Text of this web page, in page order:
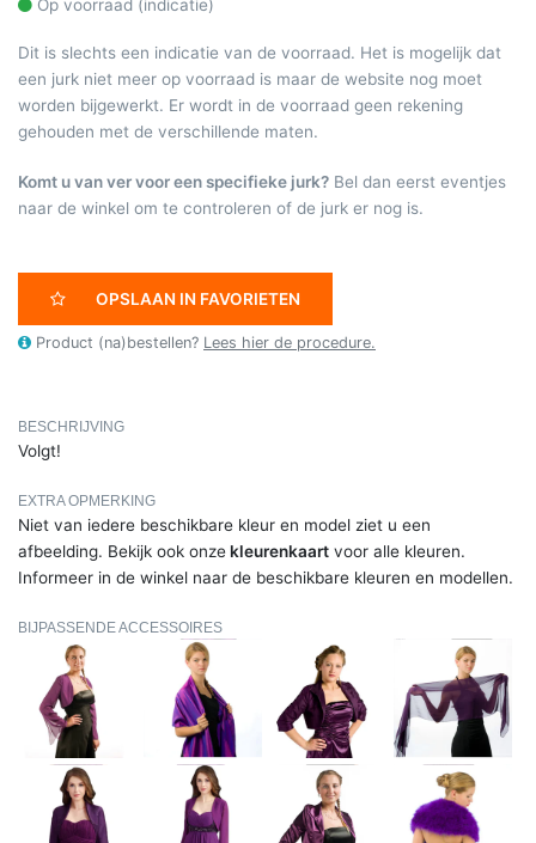
Op voorraad (indicatie)
Dit is slechts een indicatie van de voorraad. Het is mogelijk dat
een jurk niet meer op voorraad is maar de website nog moet
worden bijgewerkt. Er wordt in de voorraad geen rekening
gehouden met de verschillende maten.
Komt u van ver voor een specifieke jurk? Bel dan eerst eventjes
naar de winkel om te controleren of de jurk er nog is.
OPSLAAN IN FAVORIETEN
Product (na)bestellen? Lees hier de procedure.
BESCHRIJVING
Volgt!
EXTRA OPMERKING
Niet van iedere beschikbare kleur en model ziet u een
afbeelding. Bekijk ook onzekleurenkaart voor alle kleuren.
Informeer in de winkel naar de beschikbare kleuren en modellen.
BIJPASSENDE ACCESSOIRES